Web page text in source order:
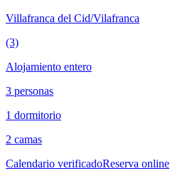
Villafranca del Cid/Vilafranca
(3)
Alojamiento entero
3 personas
1 dormitorio
2 camas
Calendario verificadoReserva online